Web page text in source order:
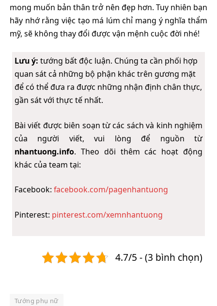
mong muốn bản thân trở nên đẹp hơn. Tuy nhiên bạn
hãy nhớ rằng việc tạo má lúm chỉ mang ý nghĩa thẩm
mỹ, sẽ không thay đổi được vận mệnh cuộc đời nhé!
Lưu ý: tướng bất độc luận. Chúng ta cần phối hợp
quan sát cả những bộ phận khác trên gương mặt
để có thể đưa ra được những nhận định chân thực,
gần sát với thực tế nhất.
Bài viết được biên soạn từ các sách và kinh nghiệm
của người viết, vui lòng để nguồn từ
nhantuong.info. Theo dõi thêm các hoạt động
khác của team tại:
Facebook: facebook.com/pagenhantuong
Pinterest: pinterest.com/xemnhantuong
4.7/5 - (3 bình chọn)
Tướng phụ nữ